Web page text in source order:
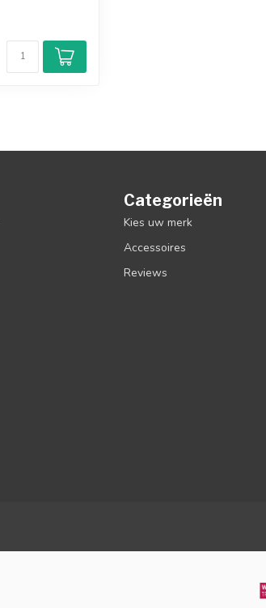
Categorieën
Kies uw merk
Accessoires
Reviews